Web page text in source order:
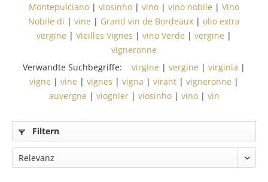
Montepulciano | viosinho | vino | vino nobile | Vino
Nobile di | vine | Grand vin de Bordeaux | olio extra
vergine | Vieilles Vignes | vino Verde | vergine |
vigneronne
Verwandte Suchbegriffe:
virgine | vergine | virginia |
vigne | vine | vignes | vigna | virant | vigneronne |
auvergne | viognier| viosinho| vino| vin
Filtern